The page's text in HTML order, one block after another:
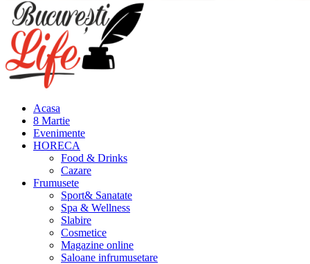
Meniu
principal
Acasa
8 Martie
Evenimente
HORECA
Food & Drinks
Cazare
Frumusete
Sport& Sanatate
Spa & Wellness
Slabire
Cosmetice
Magazine online
Saloane infrumusetare